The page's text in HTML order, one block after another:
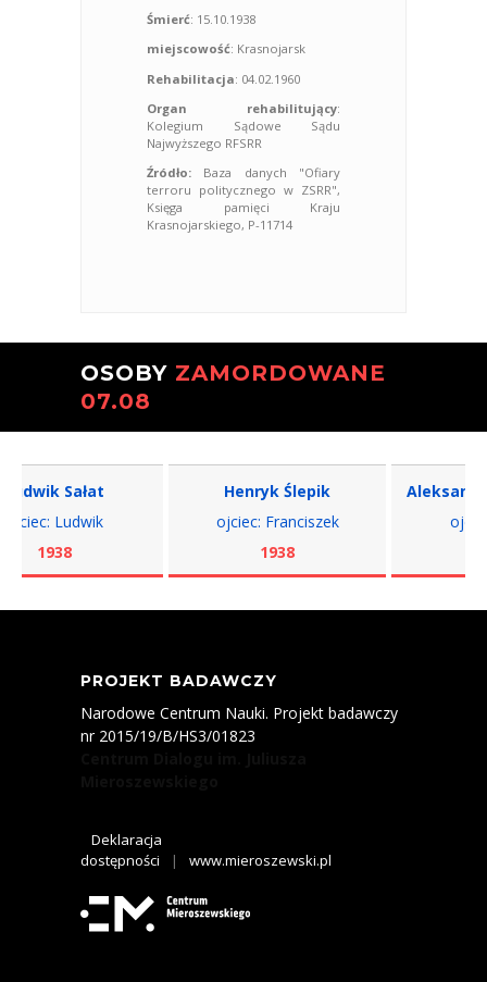
Śmierć: 15.10.1938
miejscowość: Krasnojarsk
Rehabilitacja: 04.02.1960
Organ rehabilitujący:
Kolegium Sądowe Sądu
Najwyższego RFSRR
Źródło: Baza danych "Ofiary
terroru politycznego w ZSRR",
Księga pamięci Kraju
Krasnojarskiego, P-11714
OSOBY ZAMORDOWANE
07.08
Sałat
Ludwik
1938
Henryk Ślepik
ojciec: Franciszek
1938
Aleksander
ojciec:
PROJEKT BADAWCZY
Narodowe Centrum Nauki. Projekt badawczy
nr 2015/19/B/HS3/01823
Deklaracja
dostępności
| www.mieroszewski.pl